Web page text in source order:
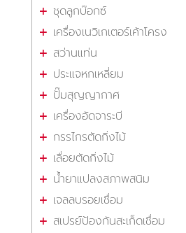
ชุดลูกบ๊อกซ์
เครื่องเนวิเกเตอร์เค้าโครง
สว่านแท่น
ประแจหกเหลี่ยม
ปั๊มสุญญากาศ
เครื่องอัดจาระบี
กรรไกรตัดกิ่งไม้
เลื่อยตัดกิ่งไม้
น้ำยาแปลงสภาพสนิม
เจลลบรอยเชื่อม
สเปรย์ป้องกันสะเก็ดเชื่อม